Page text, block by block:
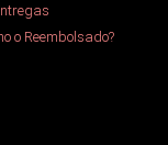
o Reembolsado?